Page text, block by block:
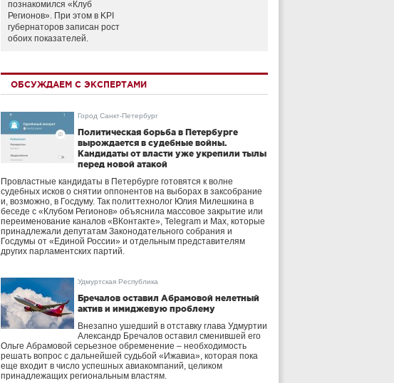
познакомился «Клуб
Регионов». При этом в KPI
губернаторов записан рост
обоих показателей.
ОБСУЖДАЕМ С ЭКСПЕРТАМИ
Город Санкт-Петербург
Политическая борьба в Петербурге
вырождается в судебные войны.
Кандидаты от власти уже укрепили тылы
перед новой атакой
Провластные кандидаты в Петербурге готовятся к волне
судебных исков о снятии оппонентов на выборах в заксобрание
и, возможно, в Госдуму. Так политтехнолог Юлия Милешкина в
беседе с «Клубом Регионов» объяснила массовое закрытие или
переименование каналов «ВКонтакте», Telegram и Max, которые
принадлежали депутатам Законодательного собрания и
Госдумы от «Единой России» и отдельным представителям
других парламентских партий.
Удмуртская Республика
Бречалов оставил Абрамовой нелетный
актив и имиджевую проблему
Внезапно ушедший в отставку глава Удмуртии
Александр Бречалов оставил сменившей его
Ольге Абрамовой серьезное обременение – необходимость
решать вопрос с дальнейшей судьбой «Ижавиа», которая пока
еще входит в число успешных авиакомпаний, целиком
принадлежащих региональным властям.